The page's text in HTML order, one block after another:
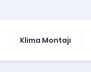
Klima Montajı